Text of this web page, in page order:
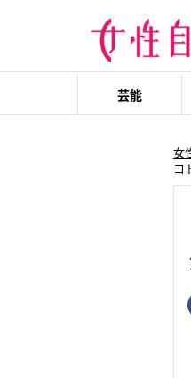
芸能
女
コ